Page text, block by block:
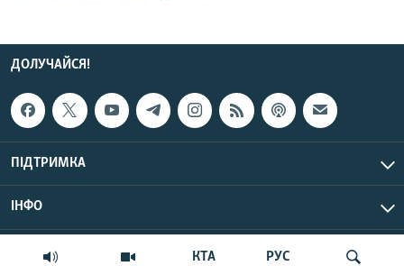
КТА РУС
ДОЛУЧАЙСЯ!
ПІДТРИМКА
ІНФО
© Крим.Реалії, 2026 | Усі права застережено.